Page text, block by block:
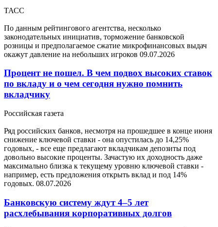
ТАСС
По данным рейтингового агентства, несколько
законодательных инициатив, торможение банковской
розницы и предполагаемое сжатие микрофинансовых выдач
окажут давление на небольших игроков 09.07.2026
Процент не пошел. В чем подвох высоких ставок
по вкладу и о чем сегодня нужно помнить
вкладчику
Российская газета
Ряд российских банков, несмотря на прошедшее в конце июня
снижение ключевой ставки - она опустилась до 14,25%
годовых, - все еще предлагают вкладчикам депозиты под
довольно высокие проценты. Зачастую их доходность даже
максимально близка к текущему уровню ключевой ставки -
например, есть предложения открыть вклад и под 14%
годовых. 08.07.2026
Банковскую систему ждут 4–5 лет
расхлебывания корпоративных долгов